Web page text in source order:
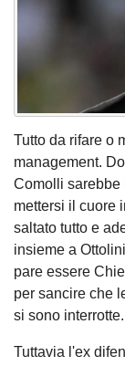
Tutto da rifare o
management.
Comolli sarebbe
mettersi il cuore
saltato tutto e
insieme a
pare essere
per sancire che
si sono interrotte.
Tuttavia l'ex